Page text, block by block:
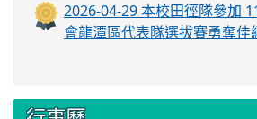
2026-04-29 本校田徑隊參加
會龍潭區代表隊選拔賽勇奪佳